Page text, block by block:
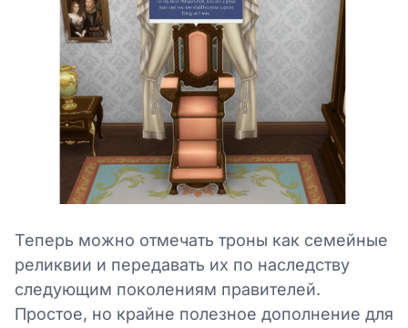
Теперь можно отмечать троны как семейные
реликвии и передавать их по наследству
следующим поколениям правителей.
Простое, но крайне полезное дополнение для